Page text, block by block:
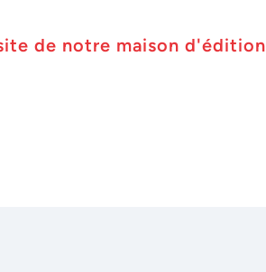
de notre maison d'édition